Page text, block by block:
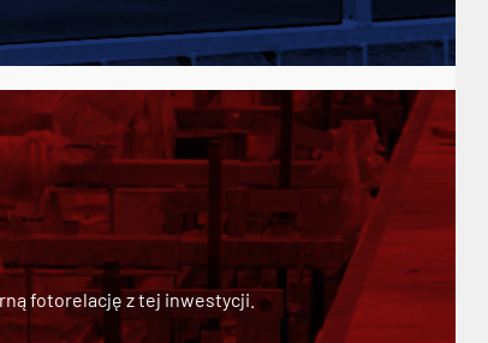
fotorelację z tej inwestycji.